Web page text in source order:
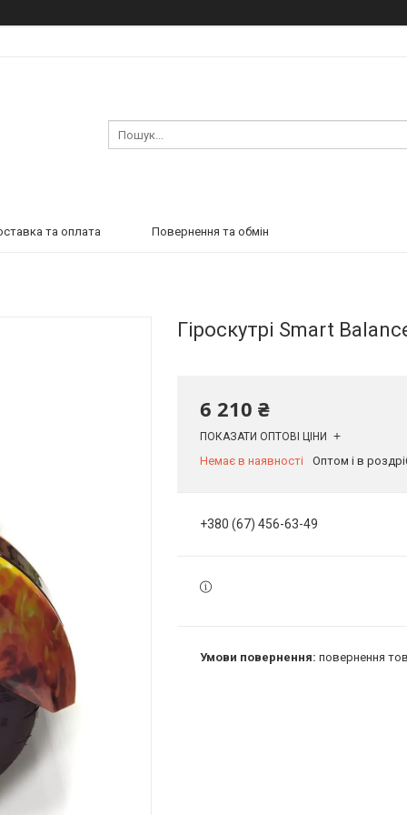
та оплата Повернення та обмін
Гіроскутрі Smart
6 210 ₴
ПОКАЗАТИ ОПТОВІ ЦІНИ
Немає в наявності Оптом і в
+380 (67) 456-63-49
повернення